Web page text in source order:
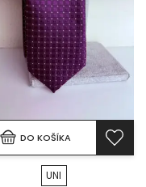
DO KOŠÍKA
UNI